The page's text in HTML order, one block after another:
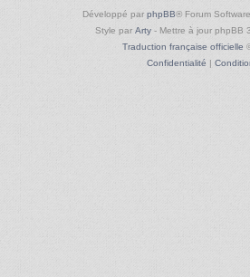
Développé par phpBB® Forum
Style par Arty- Mettre à jour phpBB
Traduction française officielle
Confidentialité |